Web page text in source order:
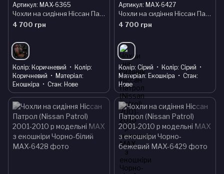
Артикул: MAX-6365
Чохли на сидіння Ніссан Патрол (Nissan Patrol) 2001-2010 р модельні MAX з екошкіри Чорно-коричневий
4 700 грн
Колір Коричневий
Колір
Коричневий
Матеріал
Екошкіра
Стан Нове
Артикул: MAX-6427
Чохли на сидіння Ніссан Патрол (Nissan Patrol) 2001-2010 р модельні MAX з екошкіри Чорно-сірий, графіт
4 700 грн
Колір Сірий Колір Сірий
Матеріал Екошкіра
Стан
Нове